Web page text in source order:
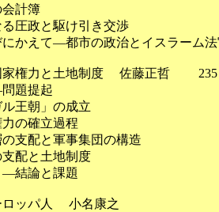
の会計簿
圧政と駆け引き交
―都市の政治とイスラーム法
権力と土地制度 佐藤正哲 235
―問題提起
ル王朝」の成
力の確立過程
配と軍事集団の構造
支配と土地制
―結論と課
ーロッパ人 小名康之